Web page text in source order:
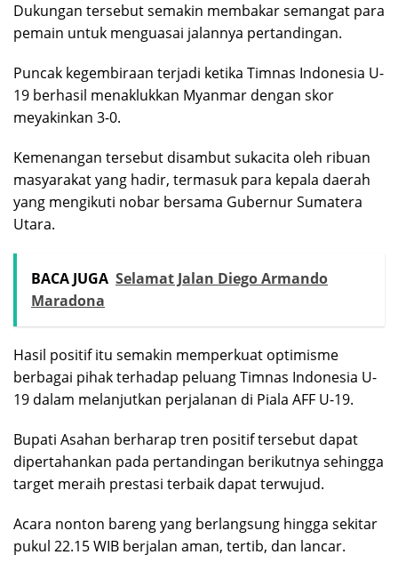
Dukungan tersebut semakin membakar semangat para
pemain untuk menguasai jalannya pertandingan.
Puncak kegembiraan terjadi ketika Timnas Indonesia U-
19 berhasil menaklukkan Myanmar dengan skor
meyakinkan 3-0.
Kemenangan tersebut disambut sukacita oleh ribuan
masyarakat yang hadir, termasuk para kepala daerah
yang mengikuti nobar bersama Gubernur Sumatera
Utara.
BACA JUGA Selamat Jalan Diego Armando
Maradona
Hasil positif itu semakin memperkuat optimisme
berbagai pihak terhadap peluang Timnas Indonesia U-
19 dalam melanjutkan perjalanan di Piala AFF U-19.
Bupati Asahan berharap tren positif tersebut dapat
dipertahankan pada pertandingan berikutnya sehingga
target meraih prestasi terbaik dapat terwujud.
Acara nonton bareng yang berlangsung hingga sekitar
pukul 22.15 WIB berjalan aman, tertib, dan lancar.